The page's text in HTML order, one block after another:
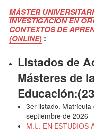
MÁSTER
INVESTIGACIÓN EN
CONTEXTOS DE
(ONLINE):
Listados de
Másteres de
3er listado. Matrícula
septiembre de 2026
M.U. EN ESTUDIOS